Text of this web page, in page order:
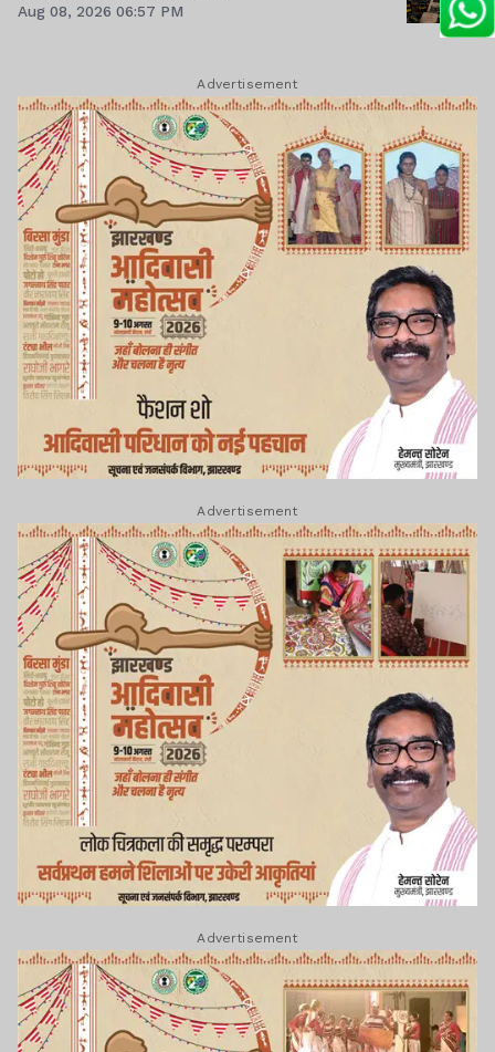
Aug 08, 2026 06:57 PM
Advertisement
Advertisement
Advertisement